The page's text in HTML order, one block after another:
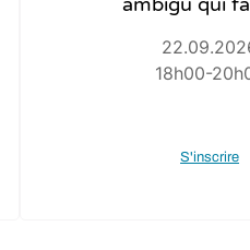
18h00-
S'inscrire